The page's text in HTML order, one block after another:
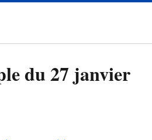
du 27 janvier